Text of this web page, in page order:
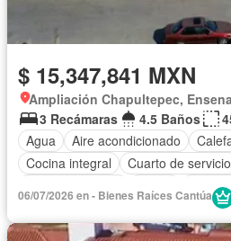
$ 15,347,841 MXN
Ampliación Chapultepec,
3 Recámaras
4.5 Baños
Agua
Aire acondicionado
Cocina integral
Cuarto de servicio
06/07/2026 en - Bienes Raíces Cantúa